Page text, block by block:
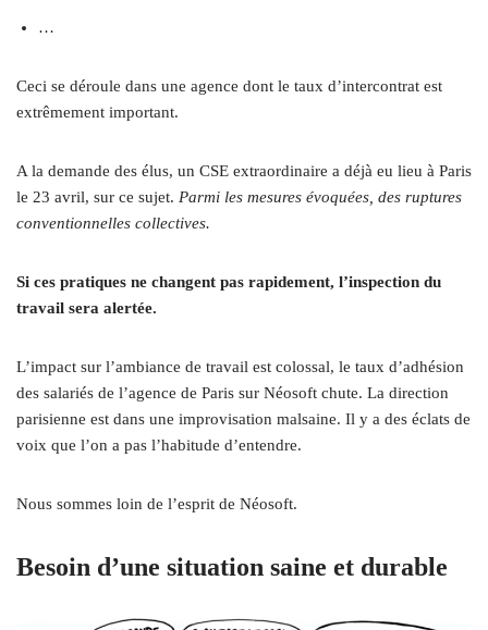
…
Ceci se déroule dans une agence dont le taux d’intercontrat est
extrêmement important.
A la demande des élus, un CSE extraordinaire a déjà eu lieu à Paris
le 23 avril, sur ce sujet. Parmi les mesures évoquées, des ruptures
conventionnelles collectives.
Si ces pratiques ne changent pas rapidement, l’inspection du
travail sera alertée.
L’impact sur l’ambiance de travail est colossal, le taux d’adhésion
des salariés de l’agence de Paris sur Néosoft chute. La direction
parisienne est dans une improvisation malsaine. Il y a des éclats de
voix que l’on a pas l’habitude d’entendre.
Nous sommes loin de l’esprit de Néosoft.
Besoin d’une situation saine et durable